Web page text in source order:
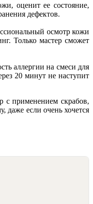
оценит ее состояние,
дефектов.
осмотр кожи
Только мастер сможет
аллергии на смеси для
20 минут не наступит
с применением скрабов,
даже если очень хочется